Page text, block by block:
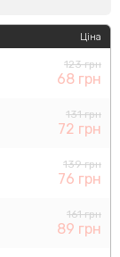
Ціна
123 грн
68 грн
131 грн
72 грн
139 грн
76 грн
161 грн
89 грн